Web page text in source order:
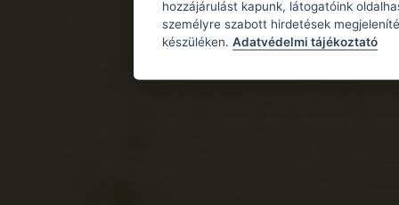
hozzájárulást kapunk, látogatóink
személyre szabott hirdetések
készüléken. Adatvédelmi tájékoztató